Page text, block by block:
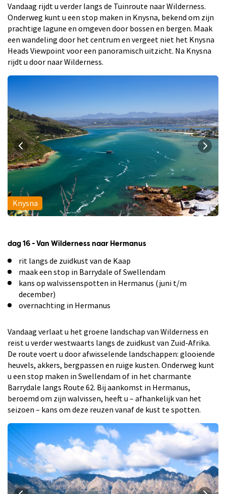
Vandaag rijdt u verder langs de Tuinroute naar Wilderness.
Onderweg kunt u een stop maken in Knysna, bekend om zijn
prachtige lagune en omgeven door bossen en bergen. Maak
een wandeling door het centrum en vergeet niet het Knysna
Heads Viewpoint voor een panoramisch uitzicht. Na Knysna
rijdt u door naar Wilderness.
Knysna
dag 16 - Van Wilderness naar Hermanus
rit langs de zuidkust van de Kaap
maak een stop in Barrydale of Swellendam
kans op walvissenspotten in Hermanus (juni t/m
december)
overnachting in Hermanus
Vandaag verlaat u het groene landschap van Wilderness en
reist u verder westwaarts langs de zuidkust van Zuid-Afrika.
De route voert u door afwisselende landschappen: glooiende
heuvels, akkers, bergpassen en ruige kusten. Onderweg kunt
u een stop maken in Swellendam of in het charmante
Barrydale langs Route 62. Bij aankomst in Hermanus,
beroemd om zijn walvissen, heeft u – afhankelijk van het
seizoen – kans om deze reuzen vanaf de kust te spotten.